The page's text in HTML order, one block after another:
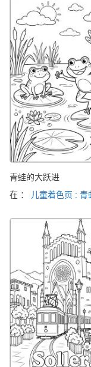
青蛙的大跃进
在 ：
儿童着色页 : 青